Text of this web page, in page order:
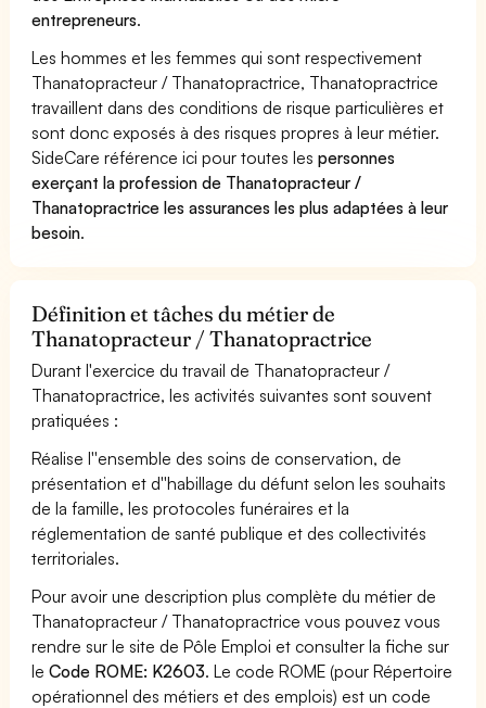
entrepreneurs.
Les hommes et les femmes qui sont respectivement
Thanatopracteur / Thanatopractrice, Thanatopractrice
travaillent dans des conditions de risque particulières et
sont donc exposés à des risques propres à leur métier.
SideCare référence ici pour toutes lespersonnes
exerçant la profession de Thanatopracteur /
Thanatopractrice les assurances les plus adaptées à leur
besoin.
Définition et tâches du métier de
Thanatopracteur / Thanatopractrice
Durant l'exercice du travail de Thanatopracteur /
Thanatopractrice, les activités suivantes sont souvent
pratiquées :
Réalise l''ensemble des soins de conservation, de
présentation et d''habillage du défunt selon les souhaits
de la famille, les protocoles funéraires et la
réglementation de santé publique et des collectivités
territoriales.
Pour avoir une description plus complète du métier de
Thanatopracteur / Thanatopractrice vous pouvez vous
rendre sur le site de Pôle Emploi et consulter la fiche sur
leCode ROME: K2603. Le code ROME (pour Répertoire
opérationnel des métiers et des emplois) est un code